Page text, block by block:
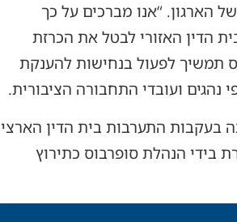
הארגון. “אנו מברכים על כך
הדין האזורי לבטל את הכרזת
תמשיך לפעול בנחישות להענקת
ועובדי התחבורה הציבורית.
בעקבות התערבות בית הדין הארצי
בידי הנהלת סופרבוס כתירוץ